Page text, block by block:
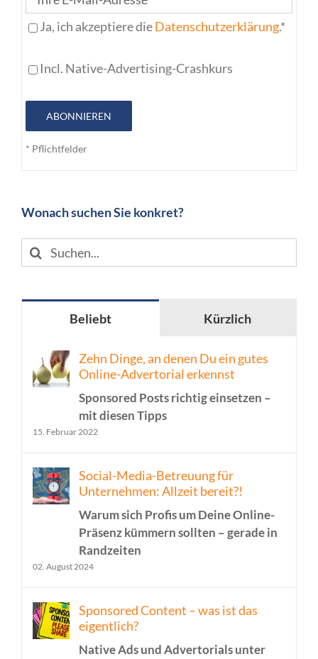
Ja, ich akzeptiere dieDatenschutzerklärung.*
Incl. Native-Advertising-Crashkurs
ABONNIEREN
* Pflichtfelder
Wonach suchen Sie konkret?
Suche
nach:
Beliebt Kürzlich
Zehn Dinge, an denen Du ein gutes
Online-Advertorial erkennst
Sponsored Posts richtig einsetzen –
mit diesen Tipps
15. Februar 2022
Social-Media-Betreuung für
Unternehmen: Allzeit bereit?!
Warum sich Profis um Deine Online-
Präsenz kümmern sollten – gerade in
Randzeiten
02. August 2024
Sponsored Content – was ist das
eigentlich?
Native Ads und Advertorials unter